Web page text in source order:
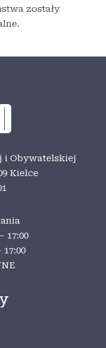
zostały
i Obywatelskiej
Kielce
17:00
17:00